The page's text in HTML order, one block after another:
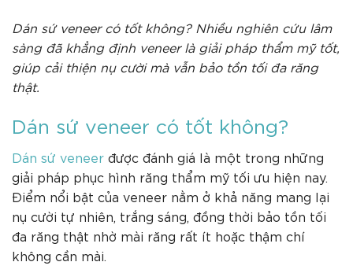
Dán sứ veneer có tốt không? Nhiều nghiên cứu lâm
sàng đã khẳng định veneer là giải pháp thẩm mỹ tốt,
giúp cải thiện nụ cười mà vẫn bảo tồn tối đa răng
thật.
Dán sứ veneer có tốt không?
Dán sứ veneer được đánh giá là một trong những
giải pháp phục hình răng thẩm mỹ tối ưu hiện nay.
Điểm nổi bật của veneer nằm ở khả năng mang lại
nụ cười tự nhiên, trắng sáng, đồng thời bảo tồn tối
đa răng thật nhờ mài răng rất ít hoặc thậm chí
không cần mài.